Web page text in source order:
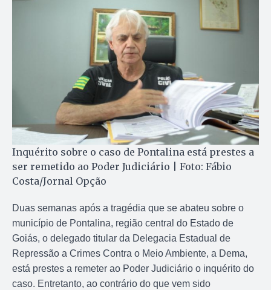
Inquérito sobre o caso de Pontalina está prestes a
ser remetido ao Poder Judiciário | Foto: Fábio
Costa/Jornal Opção
Duas semanas após a tragédia que se abateu sobre o
município de Pontalina, região central do Estado de
Goiás, o delegado titular da Delegacia Estadual de
Repressão a Crimes Contra o Meio Ambiente, a Dema,
está prestes a remeter ao Poder Judiciário o inquérito do
caso. Entretanto, ao contrário do que vem sido